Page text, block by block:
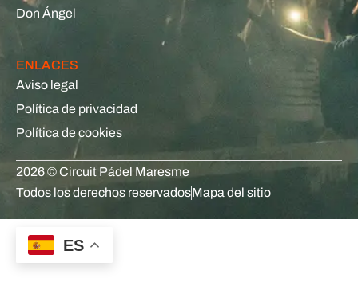
Don Ángel
ENLACES
Aviso legal
Política de privacidad
Política de cookies
2026 © Circuit Pádel Maresme
Todos los derechos reservadosMapa del sitio
ES